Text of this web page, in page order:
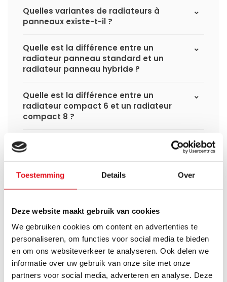
Toestemming Details Over
Deze website maakt gebruik van cookies
We gebruiken cookies om content en advertenties te
personaliseren, om functies voor social media te bieden
en om ons websiteverkeer te analyseren. Ook delen we
informatie over uw gebruik van onze site met onze
partners voor social media, adverteren en analyse. Deze
Quelles variantes de radiateurs à
panneaux existe-t-il ?
Quelle est la différence entre un
radiateur panneau standard et un
radiateur panneau hybride ?
Quelle est la différence entre un
radiateur compact 6 et un radiateur
compact 8 ?
Les matériaux de suspension sont-ils
fournis ?
De quoi ai-je encore besoin pour
compléter l'installation de mon
Set d’angle ou set droit : lequel dois-je
choisir ?
Puis-je connecter ma tête
thermostatique intelligente aux